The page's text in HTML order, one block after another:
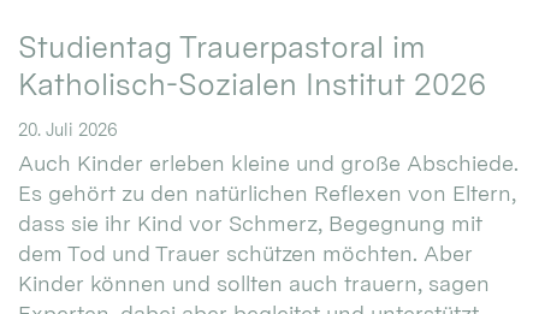
Studientag Trauerpastoral im
Katholisch-Sozialen Institut 2026
20. Juli 2026
Auch Kinder erleben kleine und große Abschiede.
Es gehört zu den natürlichen Reflexen von Eltern,
dass sie ihr Kind vor Schmerz, Begegnung mit
dem Tod und Trauer schützen möchten. Aber
Kinder können und sollten auch trauern, sagen